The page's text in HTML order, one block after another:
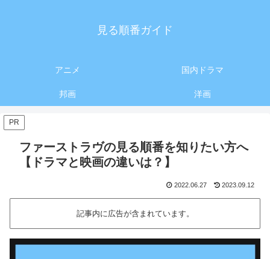
見る順番ガイド
アニメ 国内ドラマ
邦画 洋画
PR
ファーストラヴの見る順番を知りたい方へ
【ドラマと映画の違いは？】
2022.06.27 2023.09.12
記事内に広告が含まれています。